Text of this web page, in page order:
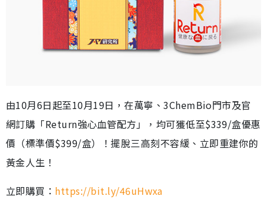
由10月6日起至10月19日，在萬寧、3ChemBio門市及官
網訂購「Return強心血管配方」，均可獲低至$339/盒優惠
價（標準價$399/盒）！擺脫三高刻不容緩、立即重建你的
黃金人生！
立即購買： https://bit.ly/46uHwxa